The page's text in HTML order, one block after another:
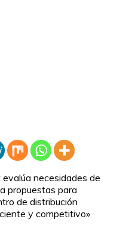
necesidades de
propuestas para
de distribución
y competitivo»